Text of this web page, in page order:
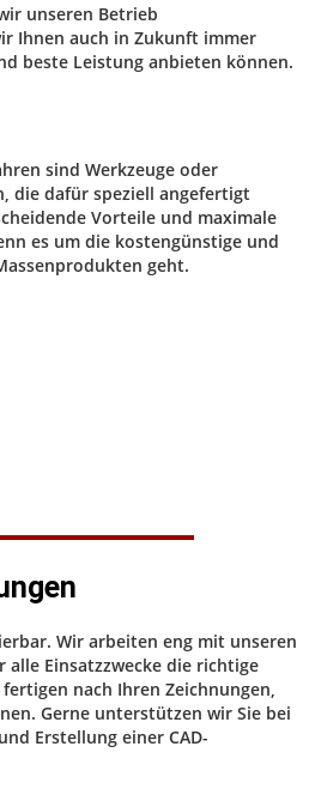
unseren Betrieb
Ihnen auch in Zukunft immer
beste Leistung anbieten können.
sind Werkzeuge oder
die dafür speziell angefertigt
Vorteile und maximale
es um die kostengünstige und
geht.
Wir arbeiten eng mit unseren
alle Einsatzzwecke die richtige
nach Ihren Zeichnungen,
Gerne unterstützen wir Sie bei
Erstellung einer CAD-